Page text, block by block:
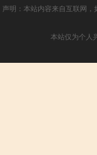
声明：本站内容来自互联网
本站仅为个人